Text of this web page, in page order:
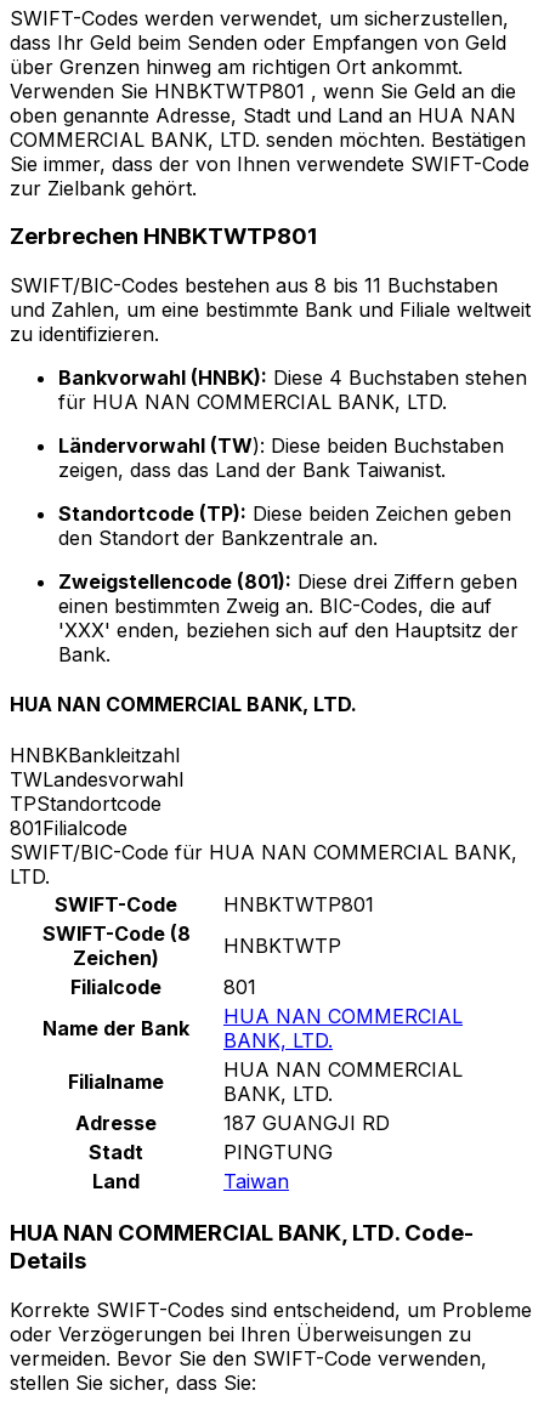
SWIFT-Codes werden verwendet, um sicherzustellen,
dass Ihr Geld beim Senden oder Empfangen von Geld
über Grenzen hinweg am richtigen Ort ankommt.
Verwenden Sie HNBKTWTP801 , wenn Sie Geld an die
oben genannte Adresse, Stadt und Land an HUA NAN
COMMERCIAL BANK, LTD. senden möchten. Bestätigen
Sie immer, dass der von Ihnen verwendete SWIFT-Code
zur Zielbank gehört.
Zerbrechen HNBKTWTP801
SWIFT/BIC-Codes bestehen aus 8 bis 11 Buchstaben
und Zahlen, um eine bestimmte Bank und Filiale weltweit
zu identifizieren.
Bankvorwahl (HNBK): Diese 4 Buchstaben stehen
für HUA NAN COMMERCIAL BANK, LTD.
Ländervorwahl (TW): Diese beiden Buchstaben
zeigen, dass das Land der Bank Taiwanist.
Standortcode (TP): Diese beiden Zeichen geben
den Standort der Bankzentrale an.
Zweigstellencode (801): Diese drei Ziffern geben
einen bestimmten Zweig an. BIC-Codes, die auf
'XXX' enden, beziehen sich auf den Hauptsitz der
Bank.
HUA NAN COMMERCIAL BANK, LTD.
HNBKBankleitzahl
TWLandesvorwahl
TPStandortcode
801Filialcode
SWIFT/BIC-Code für HUA NAN COMMERCIAL BANK,
LTD.
SWIFT-Code
HNBKTWTP801
SWIFT-Code (8
Zeichen)
HNBKTWTP
Filialcode
801
Name der Bank
HUA NAN COMMERCIAL
BANK, LTD.
Filialname
HUA NAN COMMERCIAL
BANK, LTD.
Adresse
187 GUANGJI RD
Stadt
PINGTUNG
Land
Taiwan
HUA NAN COMMERCIAL BANK, LTD. Code-
Details
Korrekte SWIFT-Codes sind entscheidend, um Probleme
oder Verzögerungen bei Ihren Überweisungen zu
vermeiden. Bevor Sie den SWIFT-Code verwenden,
stellen Sie sicher, dass Sie: